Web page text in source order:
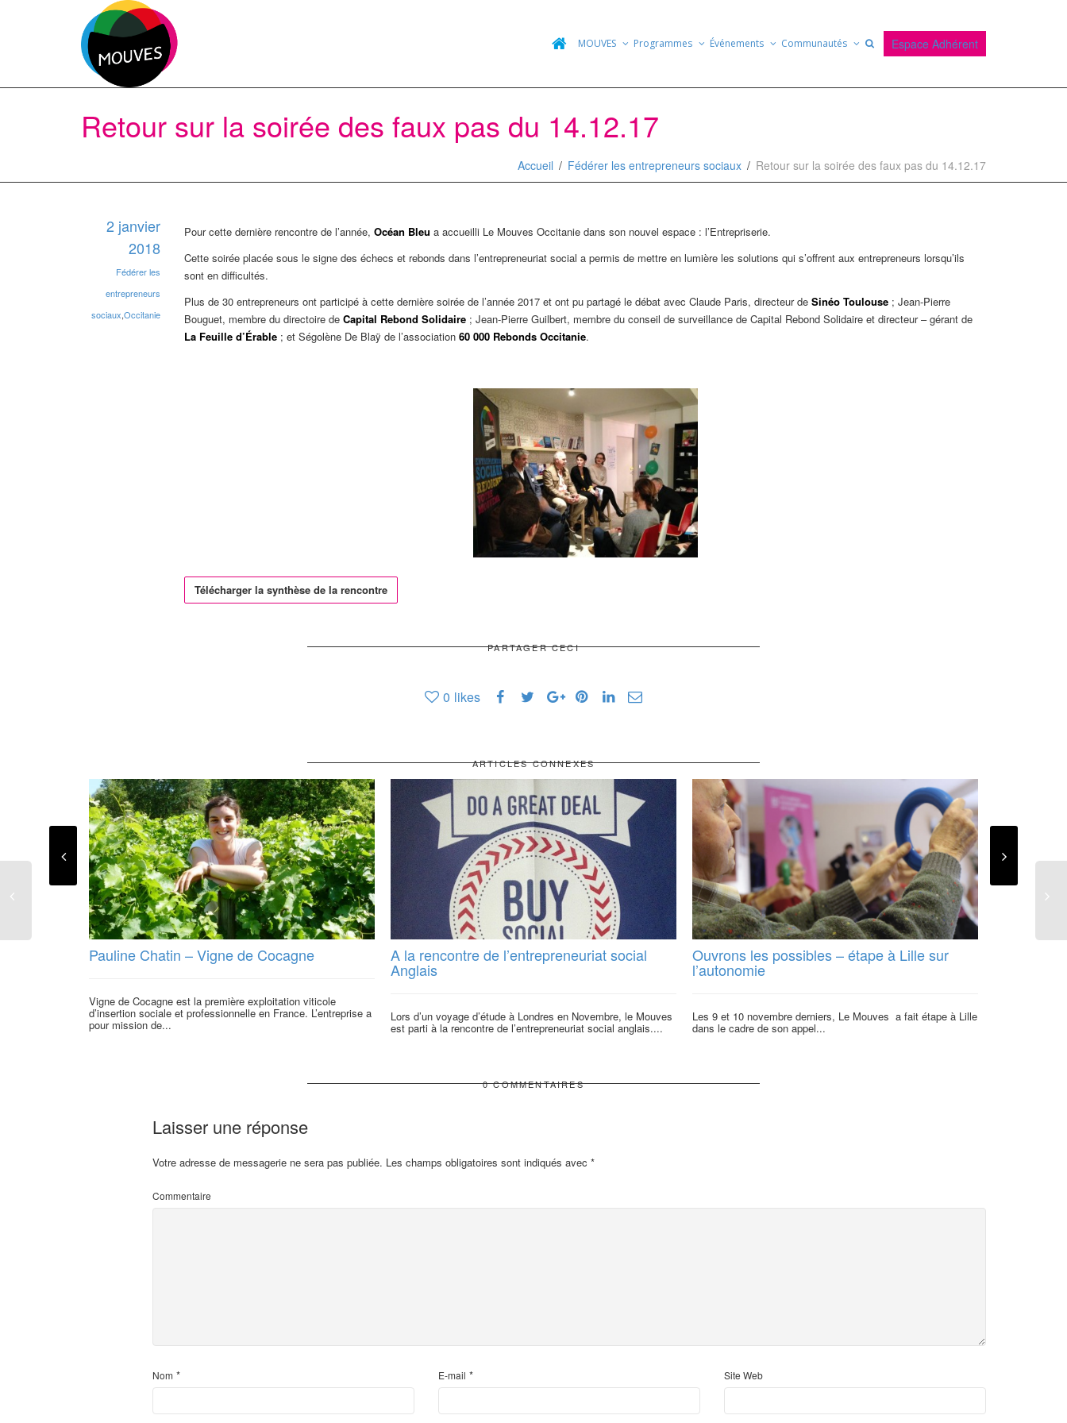
MOUVES Programmes Événements Communautés Espace Adhérent
Retour sur la soirée des faux pas du 14.12.17
Accueil Fédérer les entrepreneurs sociaux Retour sur la soirée des faux pas du 14.12.17
2 janvier
2018
Fédérer les
entrepreneurs
sociaux,Occitanie
Pour cette dernière rencontre de l’année, Océan Bleu a accueilli Le Mouves Occitanie dans son nouvel espace : l’Entrepriserie.
Cette soirée placée sous le signe des échecs et rebonds dans l’entrepreneuriat social a permis de mettre en lumière les solutions qui s’offrent aux entrepreneurs lorsqu’ils
sont en difficultés.
Plus de 30 entrepreneurs ont participé à cette dernière soirée de l’année 2017 et ont pu partagé le débat avec Claude Paris, directeur de Sinéo Toulouse ; Jean-Pierre
Bouguet, membre du directoire de Capital Rebond Solidaire ; Jean-Pierre Guilbert, membre du conseil de surveillance de Capital Rebond Solidaire et directeur – gérant de
La Feuille d’Érable ; et Ségolène De Blaÿ de l’association 60 000 Rebonds Occitanie.
Télécharger la synthèse de la rencontre
PARTAGER CECI
0 likes
ARTICLES CONNEXES
Pauline Chatin – Vigne de Cocagne
Vigne de Cocagne est la première exploitation viticole
d’insertion sociale et professionnelle en France. L’entreprise a
pour mission de...
A la rencontre de l’entrepreneuriat social
Anglais
Lors d’un voyage d’étude à Londres en Novembre, le Mouves
est parti à la rencontre de l’entrepreneuriat social anglais....
Ouvrons les possibles – étape à Lille sur
l’autonomie
Les 9 et 10 novembre derniers, Le Mouves a fait étape à Lille
dans le cadre de son appel...
0 COMMENTAIRES
Laisser une réponse
Votre adresse de messagerie ne sera pas publiée. Les champs obligatoires sont indiqués avec *
Commentaire
Nom * E-mail * Site Web